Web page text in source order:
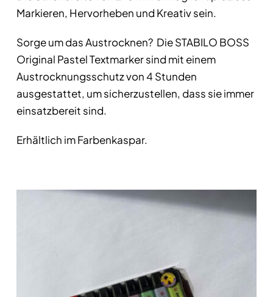
Markieren, Hervorheben und Kreativ sein.
Sorge um das Austrocknen? Die STABILO BOSS
Original Pastel Textmarker sind mit einem
Austrocknungsschutz von 4 Stunden
ausgestattet, um sicherzustellen, dass sie immer
einsatzbereit sind.
Erhältlich im Farbenkaspar.